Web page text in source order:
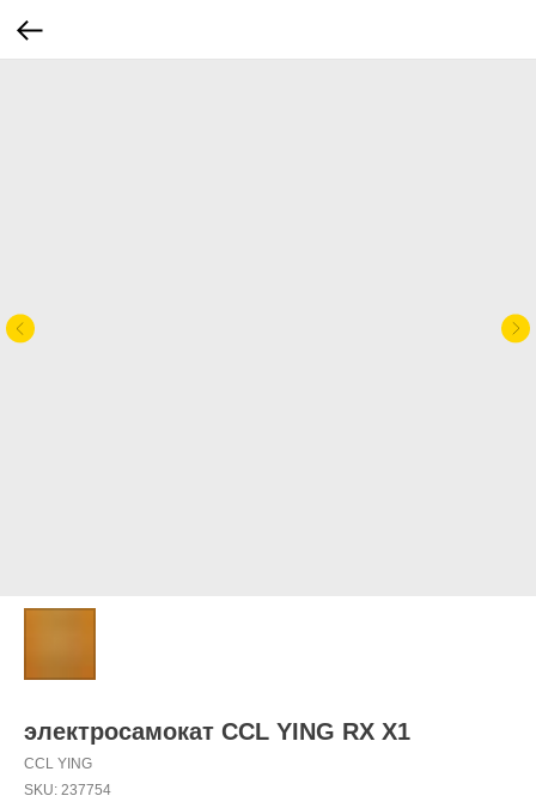
электросамокат CCL YING RX X1
CCL YING
SKU: 237754